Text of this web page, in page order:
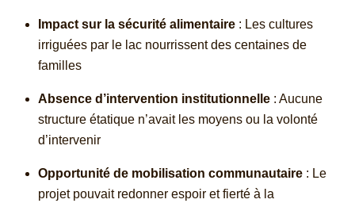
Impact sur la sécurité alimentaire : Les cultures
irriguées par le lac nourrissent des centaines de
familles
Absence d’intervention institutionnelle : Aucune
structure étatique n’avait les moyens ou la volonté
d’intervenir
Opportunité de mobilisation communautaire : Le
projet pouvait redonner espoir et fierté à la